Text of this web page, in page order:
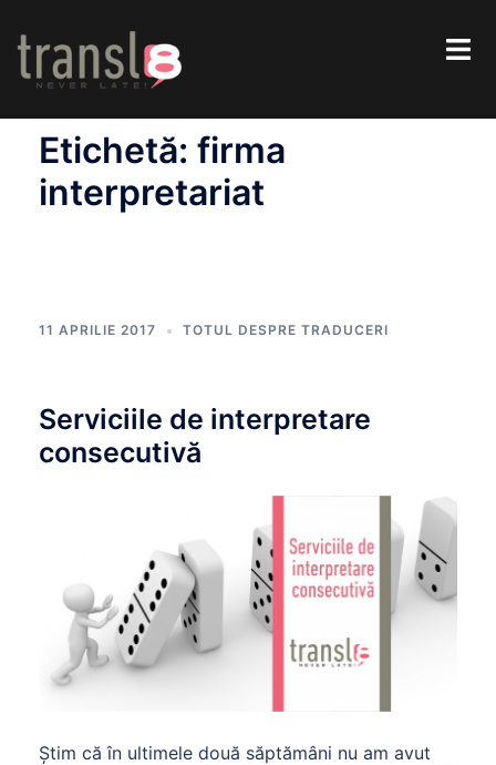
Etichetă: firma
interpretariat
11 APRILIE 2017 TOTUL DESPRE TRADUCERI
Serviciile de interpretare
consecutivă
Ştim că în ultimele două săptămâni nu am avut